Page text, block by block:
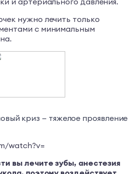
нужно лечить только
с минимальным
криз — тяжелое проявление
watch?v=
вы лечите зубы, анестезия